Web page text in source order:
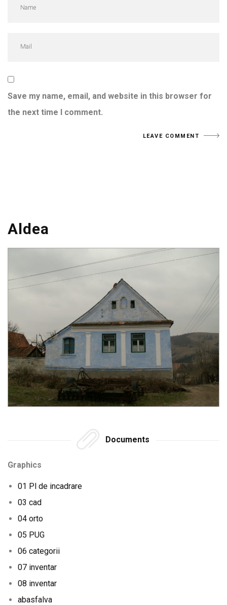
Save my name, email, and website in this browser for
the next time I comment.
Aldea
Documents
Graphics
01 Pl de incadrare
03 cad
04 orto
05 PUG
06 categorii
07 inventar
08 inventar
abasfalva